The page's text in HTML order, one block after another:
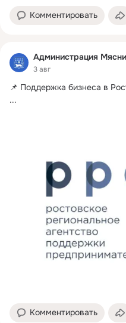
Комментировать
Администрация
3 авг
📌 Поддержка бизнеса в
...
Комментировать